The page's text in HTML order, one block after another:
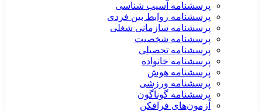
پرسشنامه آسیب شناسی
پرسشنامه روابط بین فردی
پرسشنامه سازمانی شغلی
پرسشنامه شخصیت
پرسشنامه تحصیلی
پرسشنامه خانواده
پرسشنامه هوش
پرسشنامه ورزشی
پرسشنامه گوناگون
آزمون‌های فرافکن